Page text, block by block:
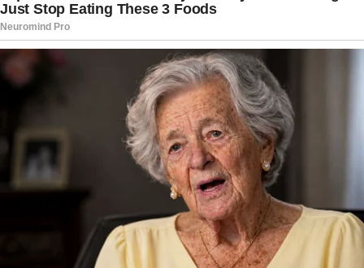
protocolar a resposta ao pedido de extinção da
ação.
O processo foi apresentado pelas duas empresas
após decisões do ministro Alexandre de Moraes
relacionadas à plataforma Rumble. Em fevereiro
de 2025, o magistrado determinou a suspensão
do serviço no Brasil por descumprimento de
ordens judiciais, incluindo determinações para
remoção de conteúdos e bloqueio de perfis